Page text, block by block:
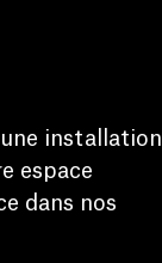
une installation
espace
dans nos